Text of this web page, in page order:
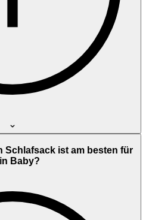
Schlafsack ist am besten für
Baby?